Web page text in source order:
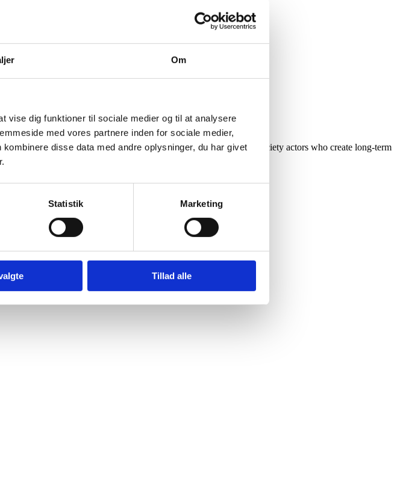
Om
vise dig funktioner til sociale medier og til at analysere
med vores partnere inden for sociale medier,
disse data med andre oplysninger, du har givet
Statistik Marketing
Tillad alle
their diaconal responsibilities and participate as active civil society actors who create long-term
for smaller development activities.